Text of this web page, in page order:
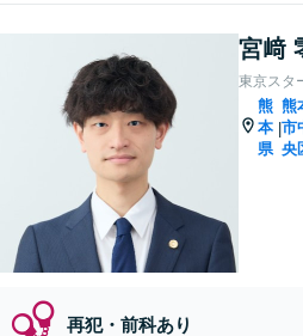
宮﨑
東京スタ
熊
本
県
|
熊
市
央
再犯・前科あり